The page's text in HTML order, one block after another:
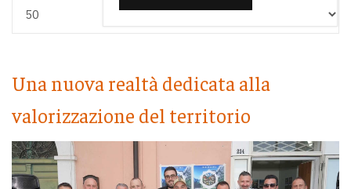
Una nuova realtà dedicata alla
valorizzazione del territorio